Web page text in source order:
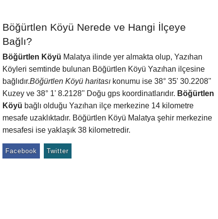
Böğürtlen Köyü Nerede ve Hangi İlçeye
Bağlı?
Böğürtlen Köyü Malatya ilinde yer almakta olup, Yazıhan
Köyleri semtinde bulunan Böğürtlen Köyü Yazıhan ilçesine
bağlıdır.Böğürtlen Köyü haritası konumu ise 38° 35' 30.2208''
Kuzey ve 38° 1' 8.2128'' Doğu gps koordinatlarıdır. Böğürtlen
Köyü bağlı olduğu Yazıhan ilçe merkezine 14 kilometre
mesafe uzaklıktadır. Böğürtlen Köyü Malatya şehir merkezine
mesafesi ise yaklaşık 38 kilometredir.
Facebook Twitter